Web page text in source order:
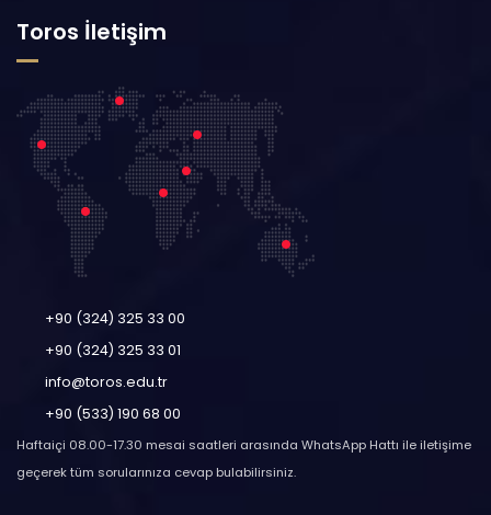
Toros İletişim
+90 (324) 325 33 00
+90 (324) 325 33 01
info@toros.edu.tr
+90 (533) 190 68 00
Haftaiçi 08.00-17.30 mesai saatleri arasında WhatsApp Hattı ile iletişime
geçerek tüm sorularınıza cevap bulabilirsiniz.